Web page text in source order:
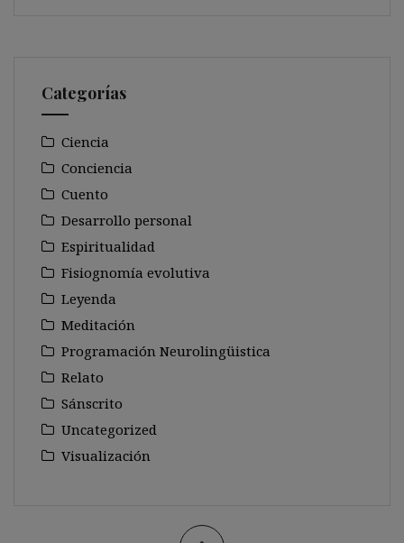
Categorías
Ciencia
Conciencia
Cuento
Desarrollo personal
Espiritualidad
Fisiognomía evolutiva
Leyenda
Meditación
Programación Neurolingüistica
Relato
Sánscrito
Uncategorized
Visualización